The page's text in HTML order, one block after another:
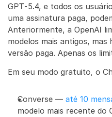
GPT‑5.4, e todos os
uma assinatura paga,
Anteriormente, a OpenAI
modelos mais antigos, mas
versão paga. Apenas os
Em seu modo gratuito, o
Converse — até 10
modelo mais recente do